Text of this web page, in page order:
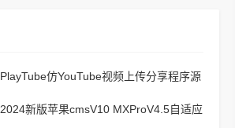
PlayTube仿YouTube视频上传分享程序源
2024新版苹果cmsV10 MXProV4.5自适应